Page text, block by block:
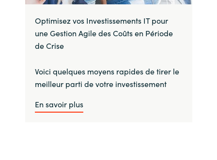
Optimisez vos Investissements IT pour
une Gestion Agile des Coûts en Période
de Crise
Voici quelques moyens rapides de tirer le
meilleur parti de votre investissement
En savoir plus